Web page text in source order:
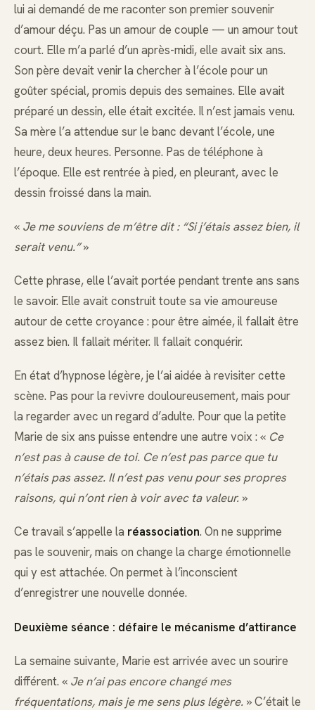
lui ai demandé de me raconter son premier souvenir
d’amour déçu. Pas un amour de couple — un amour tout
court. Elle m’a parlé d’un après-midi, elle avait six ans.
Son père devait venir la chercher à l’école pour un
goûter spécial, promis depuis des semaines. Elle avait
préparé un dessin, elle était excitée. Il n’est jamais venu.
Sa mère l’a attendue sur le banc devant l’école, une
heure, deux heures. Personne. Pas de téléphone à
l’époque. Elle est rentrée à pied, en pleurant, avec le
dessin froissé dans la main.
« Je me souviens de m’être dit : “Si j’étais assez bien, il
serait venu.”»
Cette phrase, elle l’avait portée pendant trente ans sans
le savoir. Elle avait construit toute sa vie amoureuse
autour de cette croyance : pour être aimée, il fallait être
assez bien. Il fallait mériter. Il fallait conquérir.
En état d’hypnose légère, je l’ai aidée à revisiter cette
scène. Pas pour la revivre douloureusement, mais pour
la regarder avec un regard d’adulte. Pour que la petite
Marie de six ans puisse entendre une autre voix : « Ce
n’est pas à cause de toi. Ce n’est pas parce que tu
n’étais pas assez. Il n’est pas venu pour ses propres
raisons, qui n’ont rien à voir avec ta valeur. »
Ce travail s’appelle la réassociation. On ne supprime
pas le souvenir, mais on change la charge émotionnelle
qui y est attachée. On permet à l’inconscient
d’enregistrer une nouvelle donnée.
Deuxième séance : défaire le mécanisme d’attirance
La semaine suivante, Marie est arrivée avec un sourire
différent. « Je n’ai pas encore changé mes
fréquentations, mais je me sens plus légère. » C’était le